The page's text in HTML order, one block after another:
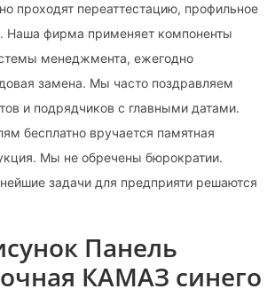
проходят переаттестацию, профильное
Наша фирма применяет компоненты
менеджмента, ежегодно
замена. Мы часто поздравляем
и подрядчиков с главными датами.
бесплатно вручается памятная
Мы не обречены бюрократии.
задачи для предприяти решаются
Панель
КАМАЗ синего